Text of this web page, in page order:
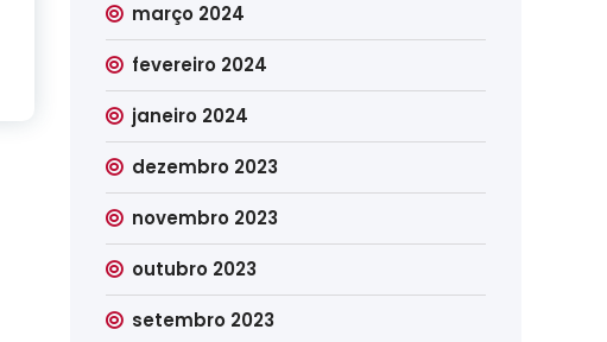
março 2024
fevereiro 2024
janeiro 2024
dezembro 2023
novembro 2023
outubro 2023
setembro 2023